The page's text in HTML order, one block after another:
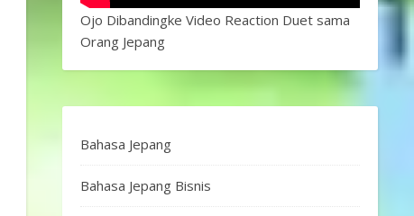
Ojo Dibandingke Video Reaction Duet sama
Orang Jepang
Bahasa Jepang
Bahasa Jepang Bisnis